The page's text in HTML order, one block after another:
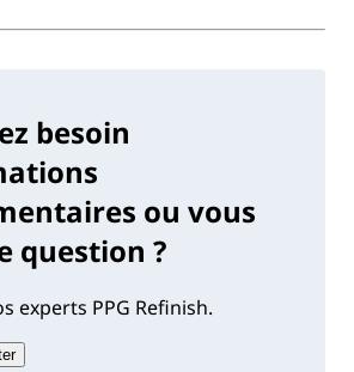
besoin
ou vous
question ?
experts PPG Refinish.